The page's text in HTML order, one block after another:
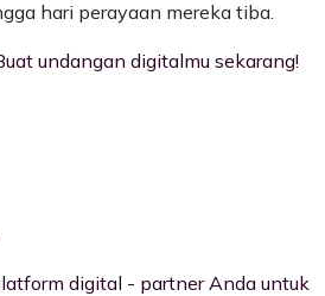
hari perayaan mereka tiba.
undangan digitalmu sekarang!
digital - partner Anda untuk